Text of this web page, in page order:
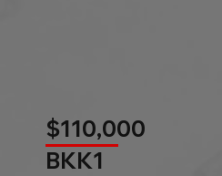
$110,000
BKK1